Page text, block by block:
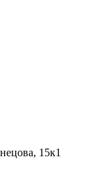
15к1